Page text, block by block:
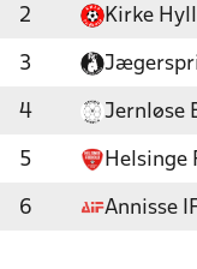
2 Kirke
3
4 Jernløse
5 Helsinge
6 Annisse